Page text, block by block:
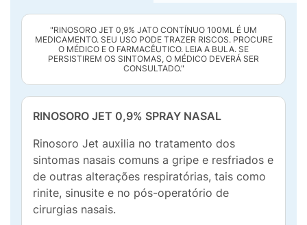
"RINOSORO JET 0,9% JATO CONTÍNUO 100ML É UM
MEDICAMENTO. SEU USO PODE TRAZER RISCOS. PROCURE
O MÉDICO E O FARMACÊUTICO. LEIA A BULA. SE
PERSISTIREM OS SINTOMAS, O MÉDICO DEVERÁ SER
CONSULTADO."
RINOSORO JET 0,9% SPRAY NASAL
Rinosoro Jet auxilia no tratamento dos
sintomas nasais comuns a gripe e resfriados e
de outras alterações respiratórias, tais como
rinite, sinusite e no pós-operatório de
cirurgias nasais.